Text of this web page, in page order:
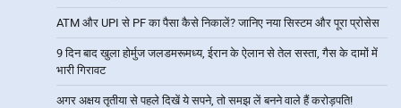
ATM और UPI से PF का पैसा कैसे निकालें? जानिए नया सिस्टम और पूरा प्रोसेस
9 दिन बाद खुला होर्मुज जलडमरूमध्य, ईरान के ऐलान से तेल सस्ता, गैस के दामों में
भारी गिरावट
अगर अक्षय तृतीया से पहले दिखें ये सपने, तो समझ लें बनने वाले हैं करोड़पति!